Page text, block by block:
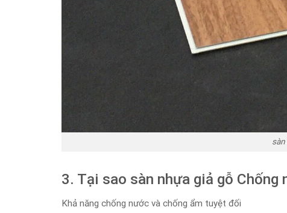
3. Tại sao sàn nhựa giả gỗ
Khả năng chống nước và chống ẩm tuyệt đối